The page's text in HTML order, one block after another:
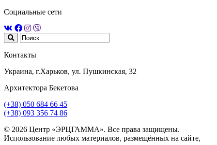
Социальные сети
Контакты
Украина, г.Харьков, ул. Пушкинская, 32
Архитектора Бекетова
(+38) 050 684 66 45
(+38) 093 356 74 86
© 2026 Центр «ЭРЦГАММА». Все права защищены.
Использование любых материалов, размещённых на сайте,